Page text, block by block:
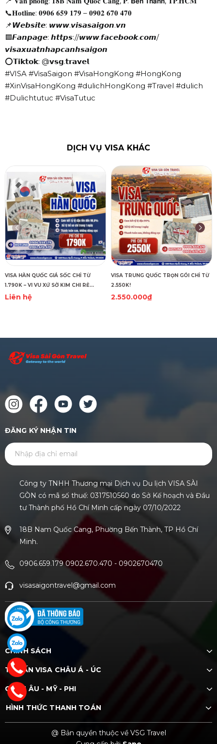
📞𝐇𝐨𝐭𝐥𝐢𝐧𝐞: 𝟎𝟗𝟎𝟔 𝟔𝟓𝟗 𝟏𝟕𝟗 – 𝟎𝟗𝟎𝟐 𝟔𝟕𝟎 𝟒𝟕𝟎
📌𝙒𝙚𝙗𝙨𝙞𝙩𝙚: 𝙬𝙬𝙬.𝙫𝙞𝙨𝙖𝙨𝙖𝙞𝙜𝙤𝙣.𝙫𝙣
🟦𝙁𝙖𝙣𝙥𝙖𝙜𝙚: 𝙝𝙩𝙩𝙥𝙨://𝙬𝙬𝙬.𝙛𝙖𝙘𝙚𝙗𝙤𝙤𝙠.𝙘𝙤𝙢/
𝙫𝙞𝙨𝙖𝙭𝙪𝙖𝙩𝙣𝙝𝙖𝙥𝙘𝙖𝙣𝙝𝙨𝙖𝙞𝙜𝙤𝙣
⭕𝗧𝗶𝗸𝘁𝗼𝗸: @𝘃𝘀𝗴.𝘁𝗿𝗮𝘃𝗲𝗹
#VISA #VisaSaigon #VisaHongKong #HongKong
#XinVisaHongKong #dulichHongKong #Travel #dulich
#Dulichtutuc #VisaTutuc
DỊCH VỤ VISA KHÁC
VISA HÀN QUỐC GIÁ SỐC CHỈ TỪ
1.790K – VI VU XỨ SỞ KIM CHI RẺ
CHƯA TỪNG THẤY!
Liên hệ
VISA TRUNG QUỐC TRỌN GÓI CHỈ TỪ
2.550K!
2.550.000₫
ĐĂNG KÝ NHẬN TIN
Công ty TNHH Thương mại Dịch vụ Du lịch VISA SÀI
GÒN có mã số thuế: 0317510560 do Sở Kế hoạch và Đầu
tư Thành phố Hồ Chí Minh cấp ngày 07/10/2022
18B Nam Quốc Cang, Phường Bến Thành, TP Hồ Chí
Minh.
0906.659.179 0902.670.470 - 0902670470
visasaigontravel@gmail.com
CHÍNH SÁCH
TƯ VẤN VISA CHÂU Á - ÚC
CHÂU ÂU - MỸ - PHI
HÌNH THỨC THANH TOÁN
@ Bản quyền thuộc về VSG Travel